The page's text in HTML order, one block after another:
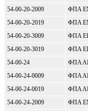
54-00-20-2009
ΦΠΑ
54-00-20-2019
ΦΠΑ
54-00-20-3009
ΦΠΑ
54-00-20-3019
ΦΠΑ
54-00-24
ΦΠΑ
54-00-24-0009
ΦΠΑ
54-00-24-0019
ΦΠΑ
54-00-24-2009
ΦΠΑ